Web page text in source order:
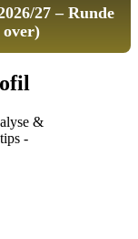
27 – Runde